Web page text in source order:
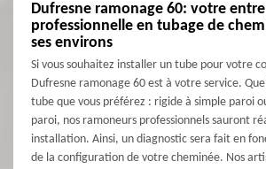
Dufresne ramonage 60: votre
professionnelle en tubage de
ses environs
Si vous souhaitez installer un tube pour votre
Dufresne ramonage 60 est à votre service.
tube que vous préférez : rigide à simple paroi
paroi, nos ramoneurs professionnels sauront
installation. Ainsi, un diagnostic sera fait en
de la configuration de votre cheminée. Nos